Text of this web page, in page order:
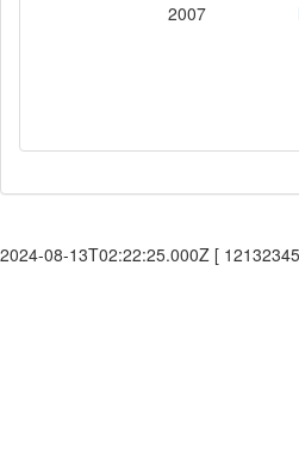
2007
2024-08-13T02:22:25.000Z [